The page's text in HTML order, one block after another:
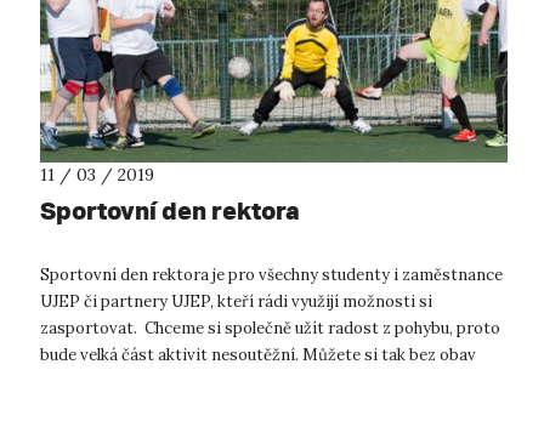
11 / 03 / 2019
Sportovní den rektora
Sportovní den rektora je pro všechny studenty i zaměstnance
UJEP či partnery UJEP, kteří rádi využijí možnosti si
zasportovat. Chceme si společně užít radost z pohybu, proto
bude velká část aktivit nesoutěžní. Můžete si tak bez obav